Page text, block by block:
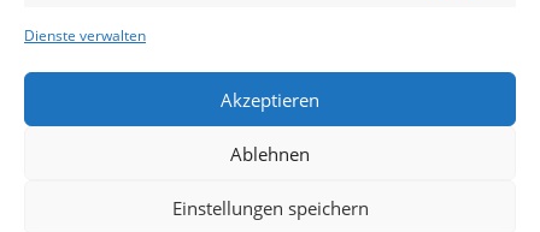
Dienste verwalten
Akzeptieren
Ablehnen
Einstellungen speichern
Lieferung & Rückgabe